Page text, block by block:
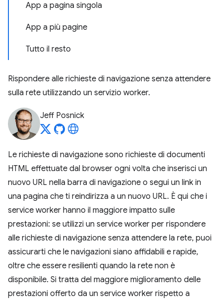
App a pagina singola
App a più pagine
Tutto il resto
Rispondere alle richieste di navigazione senza attendere
sulla rete utilizzando un servizio worker.
Jeff Posnick
Le richieste di navigazione sono richieste di documenti
HTML effettuate dal browser ogni volta che inserisci un
nuovo URL nella barra di navigazione o segui un link in
una pagina che ti reindirizza a un nuovo URL. È qui che i
service worker hanno il maggiore impatto sulle
prestazioni: se utilizzi un service worker per rispondere
alle richieste di navigazione senza attendere la rete, puoi
assicurarti che le navigazioni siano affidabili e rapide,
oltre che essere resilienti quando la rete non è
disponibile. Si tratta del maggiore miglioramento delle
prestazioni offerto da un service worker rispetto a